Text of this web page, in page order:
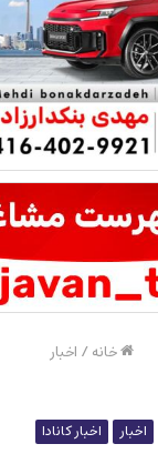
خانه/ اخبار
اخبار اخبار کانادا